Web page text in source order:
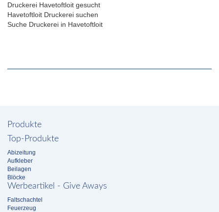
Druckerei Havetoftloit gesucht
Havetoftloit Druckerei suchen
Suche Druckerei in Havetoftloit
Produkte
Top-Produkte
Abizeitung
Aufkleber
Beilagen
Blöcke
Werbeartikel - Give Aways
Faltschachtel
Feuerzeug